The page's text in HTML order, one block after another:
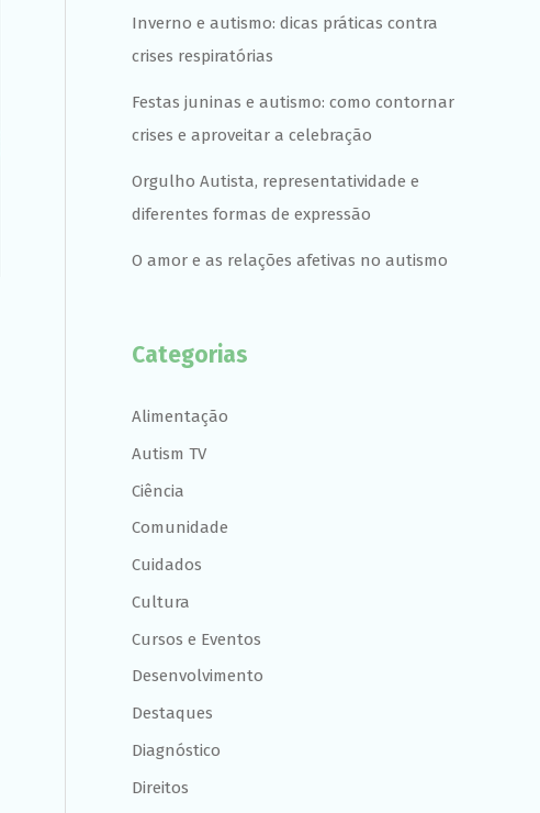
Inverno e autismo: dicas práticas contra
crises respiratórias
Festas juninas e autismo: como contornar
crises e aproveitar a celebração
Orgulho Autista, representatividade e
diferentes formas de expressão
O amor e as relações afetivas no autismo
Categorias
Alimentação
Autism TV
Ciência
Comunidade
Cuidados
Cultura
Cursos e Eventos
Desenvolvimento
Destaques
Diagnóstico
Direitos